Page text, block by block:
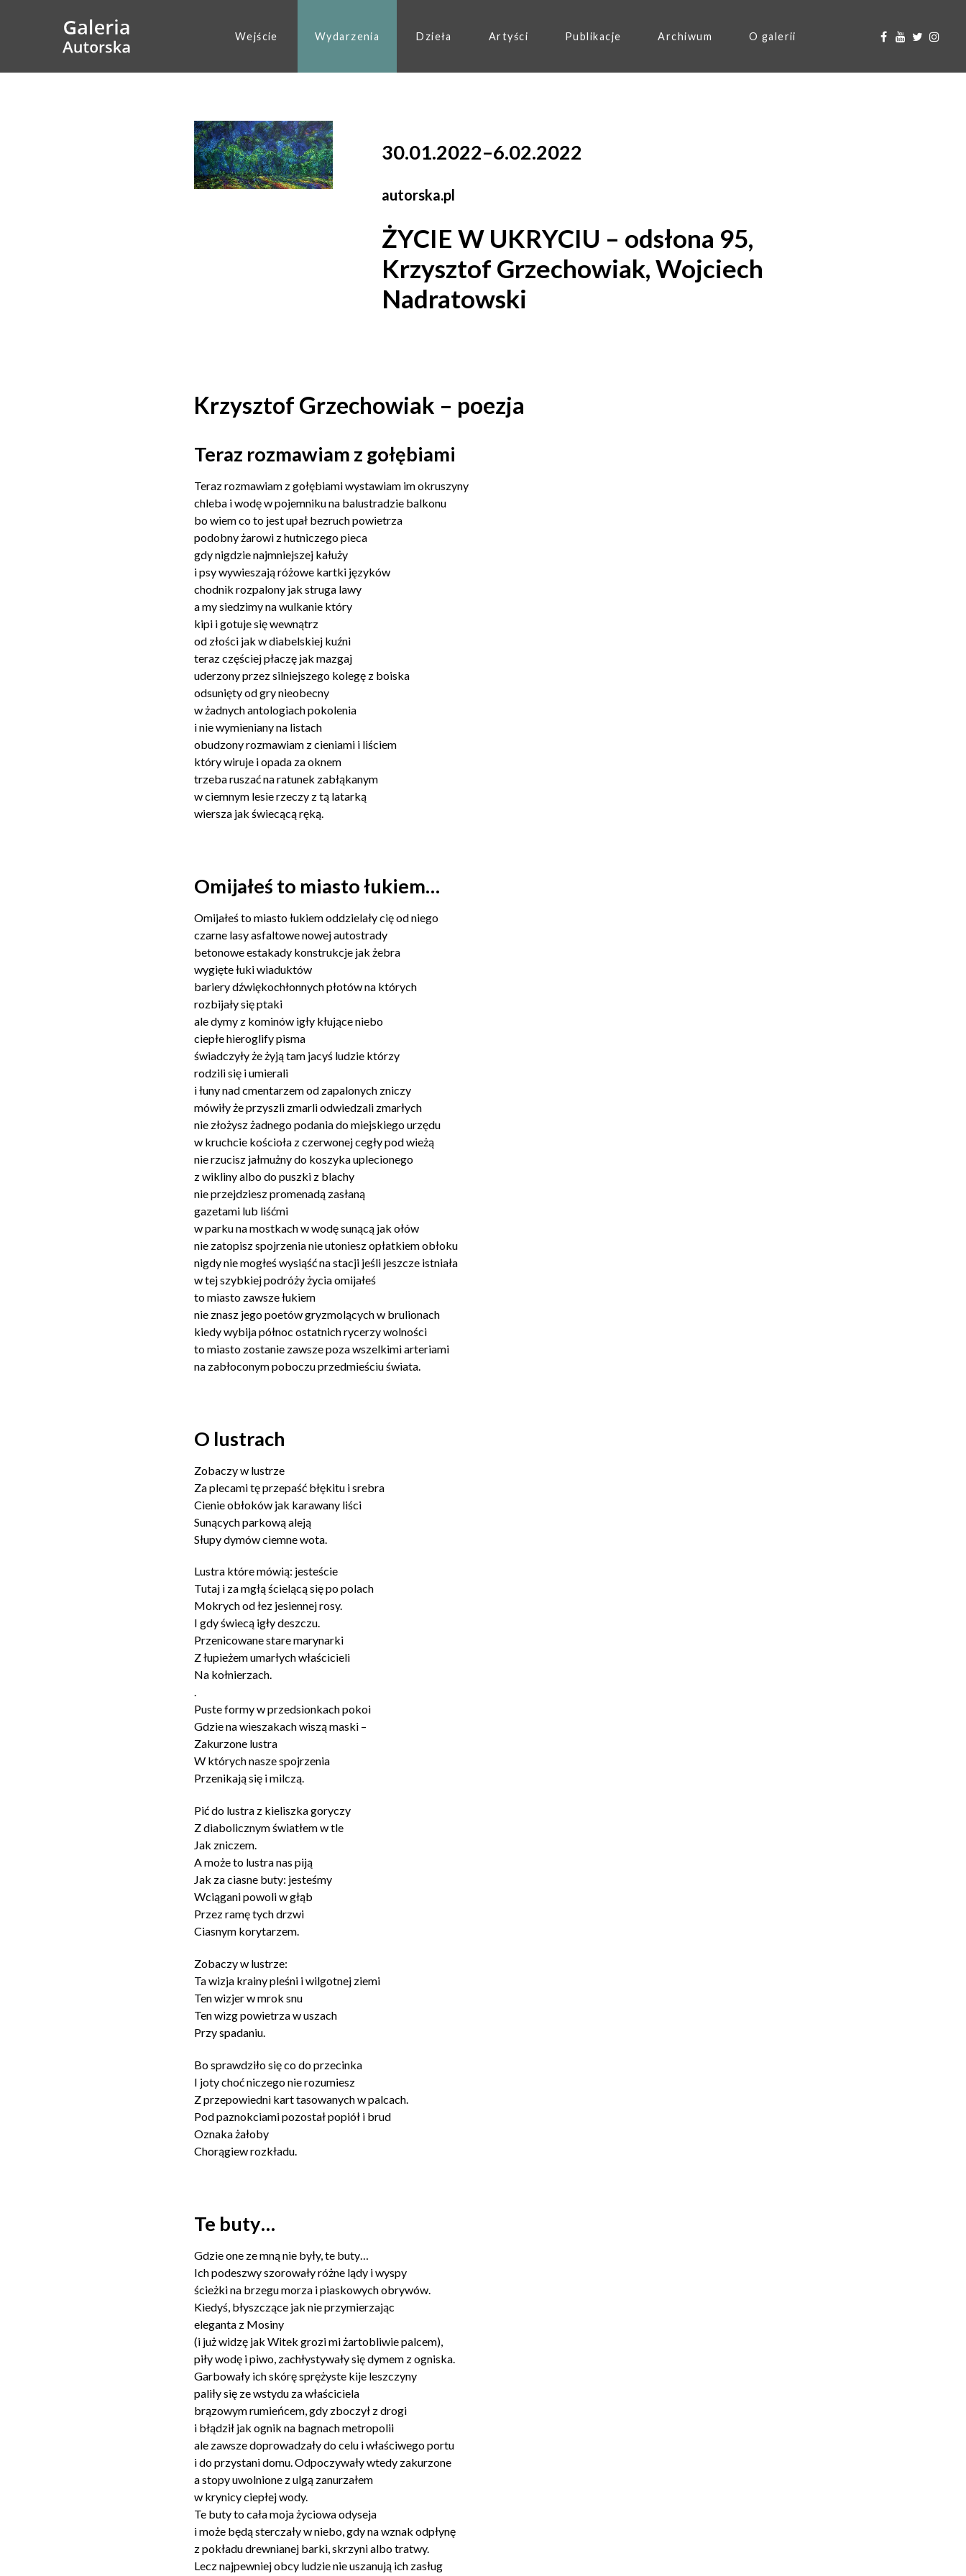
Wejście Wydarzenia Dzieła Artyści Publikacje Archiwum O galerii
30.01.2022–6.02.2022
autorska.pl
ŻYCIE W UKRYCIU – odsłona 95,
Krzysztof Grzechowiak, Wojciech
Nadratowski
Krzysztof Grzechowiak – poezja
Teraz rozmawiam z gołębiami
Teraz rozmawiam z gołębiami wystawiam im okruszyny
chleba i wodę w pojemniku na balustradzie balkonu
bo wiem co to jest upał bezruch powietrza
podobny żarowi z hutniczego pieca
gdy nigdzie najmniejszej kałuży
i psy wywieszają różowe kartki języków
chodnik rozpalony jak struga lawy
a my siedzimy na wulkanie który
kipi i gotuje się wewnątrz
od złości jak w diabelskiej kuźni
teraz częściej płaczę jak mazgaj
uderzony przez silniejszego kolegę z boiska
odsunięty od gry nieobecny
w żadnych antologiach pokolenia
i nie wymieniany na listach
obudzony rozmawiam z cieniami i liściem
który wiruje i opada za oknem
trzeba ruszać na ratunek zabłąkanym
w ciemnym lesie rzeczy z tą latarką
wiersza jak świecącą ręką.
Omijałeś to miasto łukiem…
Omijałeś to miasto łukiem oddzielały cię od niego
czarne lasy asfaltowe nowej autostrady
betonowe estakady konstrukcje jak żebra
wygięte łuki wiaduktów
bariery dźwiękochłonnych płotów na których
rozbijały się ptaki
ale dymy z kominów igły kłujące niebo
ciepłe hieroglify pisma
świadczyły że żyją tam jacyś ludzie którzy
rodzili się i umierali
i łuny nad cmentarzem od zapalonych zniczy
mówiły że przyszli zmarli odwiedzali zmarłych
nie złożysz żadnego podania do miejskiego urzędu
w kruchcie kościoła z czerwonej cegły pod wieżą
nie rzucisz jałmużny do koszyka uplecionego
z wikliny albo do puszki z blachy
nie przejdziesz promenadą zasłaną
gazetami lub liśćmi
w parku na mostkach w wodę sunącą jak ołów
nie zatopisz spojrzenia nie utoniesz opłatkiem obłoku
nigdy nie mogłeś wysiąść na stacji jeśli jeszcze istniała
w tej szybkiej podróży życia omijałeś
to miasto zawsze łukiem
nie znasz jego poetów gryzmolących w brulionach
kiedy wybija północ ostatnich rycerzy wolności
to miasto zostanie zawsze poza wszelkimi arteriami
na zabłoconym poboczu przedmieściu świata.
O lustrach
Zobaczy w lustrze
Za plecami tę przepaść błękitu i srebra
Cienie obłoków jak karawany liści
Sunących parkową aleją
Słupy dymów ciemne wota.
Lustra które mówią: jesteście
Tutaj i za mgłą ścielącą się po polach
Mokrych od łez jesiennej rosy.
I gdy świecą igły deszczu.
Przenicowane stare marynarki
Z łupieżem umarłych właścicieli
Na kołnierzach.
.
Puste formy w przedsionkach pokoi
Gdzie na wieszakach wiszą maski –
Zakurzone lustra
W których nasze spojrzenia
Przenikają się i milczą.
Pić do lustra z kieliszka goryczy
Z diabolicznym światłem w tle
Jak zniczem.
A może to lustra nas piją
Jak za ciasne buty: jesteśmy
Wciągani powoli w głąb
Przez ramę tych drzwi
Ciasnym korytarzem.
Zobaczy w lustrze:
Ta wizja krainy pleśni i wilgotnej ziemi
Ten wizjer w mrok snu
Ten wizg powietrza w uszach
Przy spadaniu.
Bo sprawdziło się co do przecinka
I joty choć niczego nie rozumiesz
Z przepowiedni kart tasowanych w palcach.
Pod paznokciami pozostał popiół i brud
Oznaka żałoby
Chorągiew rozkładu.
Te buty…
Gdzie one ze mną nie były, te buty…
Ich podeszwy szorowały różne lądy i wyspy
ścieżki na brzegu morza i piaskowych obrywów.
Kiedyś, błyszczące jak nie przymierzając
eleganta z Mosiny
(i już widzę jak Witek grozi mi żartobliwie palcem),
piły wodę i piwo, zachłystywały się dymem z ogniska.
Garbowały ich skórę sprężyste kije leszczyny
paliły się ze wstydu za właściciela
brązowym rumieńcem, gdy zboczył z drogi
i błądził jak ognik na bagnach metropolii
ale zawsze doprowadzały do celu i właściwego portu
i do przystani domu. Odpoczywały wtedy zakurzone
a stopy uwolnione z ulgą zanurzałem
w krynicy ciepłej wody.
Te buty to cała moja życiowa odyseja
i może będą sterczały w niebo, gdy na wznak odpłynę
z pokładu drewnianej barki, skrzyni albo tratwy.
Lecz najpewniej obcy ludzie nie uszanują ich zasług